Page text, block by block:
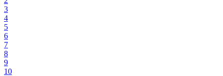
3
4
5
6
7
8
9
10